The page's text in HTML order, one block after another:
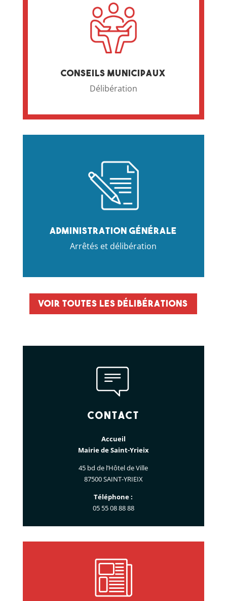
Conseils municipaux
Délibération
Administration générale
Arrêtés et délibération
Voir toutes les délibérations
Contact
Accueil
Mairie de Saint-Yrieix
45 bd de l’Hôtel de Ville
87500 SAINT-YRIEIX
Téléphone :
05 55 08 88 88